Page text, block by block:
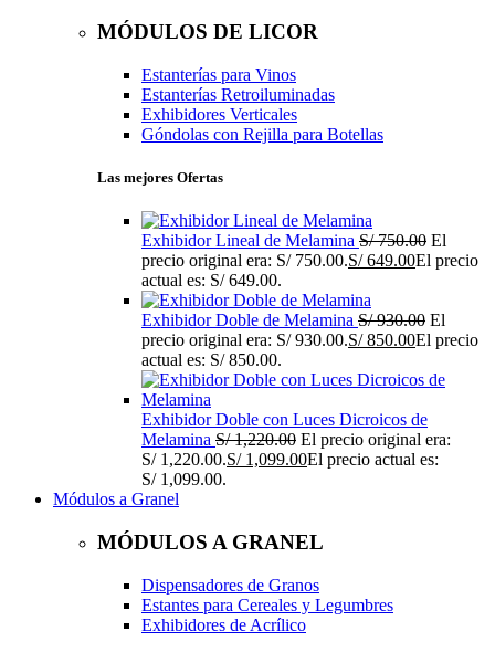
MÓDULOS DE LICOR
Estanterías para Vinos
Estanterías Retroiluminadas
Exhibidores Verticales
Góndolas con Rejilla para Botellas
Las mejores Ofertas
Exhibidor Lineal de Melamina S/750.00 El
precio original era: S/ 750.00.S/649.00El precio
actual es: S/ 649.00.
Exhibidor Doble de Melamina S/930.00 El
precio original era: S/ 930.00.S/850.00El precio
actual es: S/ 850.00.
Exhibidor Doble con Luces Dicroicos de
Melamina S/1,220.00 El precio original era:
S/ 1,220.00.S/1,099.00El precio actual es:
S/ 1,099.00.
Módulos a Granel
MÓDULOS A GRANEL
Dispensadores de Granos
Estantes para Cereales y Legumbres
Exhibidores de Acrílico